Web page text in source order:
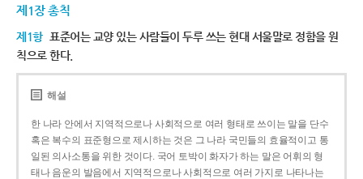
제1장 총칙
제1항 표준어는 교양 있는 사람들이 두루 쓰는 현대 서울말로 정함을 원
칙으로 한다.
해설
한 나라 안에서 지역적으로나 사회적으로 여러 형태로 쓰이는 말을 단수
혹은 복수의 표준형으로 제시하는 것은 그 나라 국민들의 효율적이고 통
일된 의사소통을 위한 것이다. 국어 토박이 화자가 하는 말은 어휘의 형
태나 음운의 발음에서 지역적으로나 사회적으로 여러 가지로 나타나는